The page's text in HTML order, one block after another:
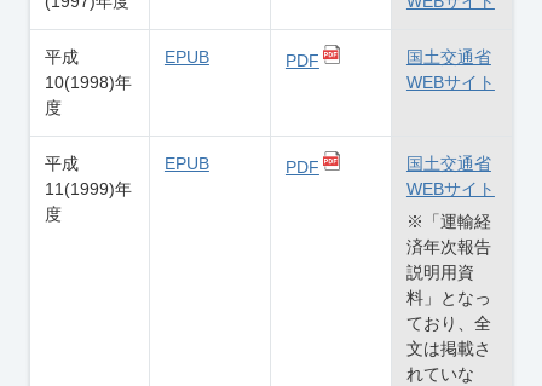
平成
10(1998)年
度
EPUB PDF
国土交通省
WEBサイト
平成
11(1999)年
度
EPUB PDF
国土交通省
WEBサイト
※「運輸経
済年次報告
説明用資
料」となっ
ており、全
文は掲載さ
れていな